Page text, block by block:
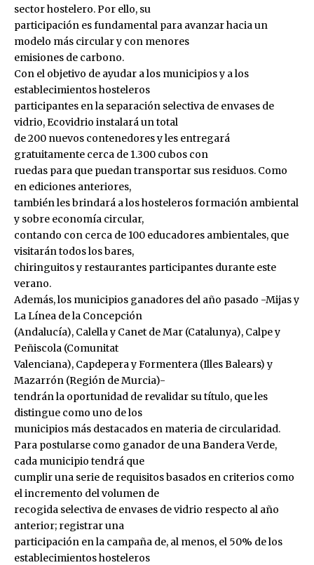
sector hostelero. Por ello, su
participación es fundamental para avanzar hacia un
modelo más circular y con menores
emisiones de carbono.
Con el objetivo de ayudar a los municipios y a los
establecimientos hosteleros
participantes en la separación selectiva de envases de
vidrio, Ecovidrio instalará un total
de 200 nuevos contenedores y les entregará
gratuitamente cerca de 1.300 cubos con
ruedas para que puedan transportar sus residuos. Como
en ediciones anteriores,
también les brindará a los hosteleros formación ambiental
y sobre economía circular,
contando con cerca de 100 educadores ambientales, que
visitarán todos los bares,
chiringuitos y restaurantes participantes durante este
verano.
Además, los municipios ganadores del año pasado -Mijas y
La Línea de la Concepción
(Andalucía), Calella y Canet de Mar (Catalunya), Calpe y
Peñiscola (Comunitat
Valenciana), Capdepera y Formentera (Illes Balears) y
Mazarrón (Región de Murcia)-
tendrán la oportunidad de revalidar su título, que les
distingue como uno de los
municipios más destacados en materia de circularidad.
Para postularse como ganador de una Bandera Verde,
cada municipio tendrá que
cumplir una serie de requisitos basados en criterios como
el incremento del volumen de
recogida selectiva de envases de vidrio respecto al año
anterior; registrar una
participación en la campaña de, al menos, el 50% de los
establecimientos hosteleros